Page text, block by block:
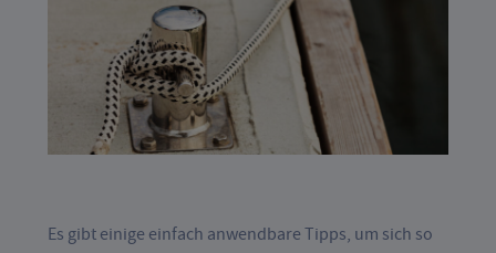
Es gibt einige einfach anwendbare Tipps, um sich so